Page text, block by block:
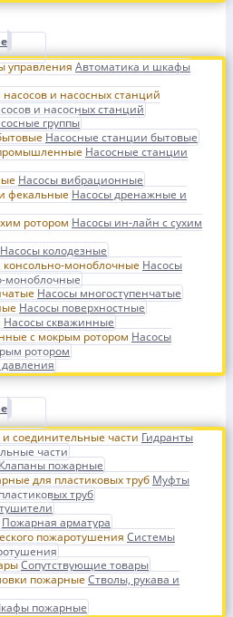
Автоматика и шкафы
и насосных станций
группы
Насосные станции бытовые
Насосные станции
Насосы вибрационные
Насосы дренажные и
Насосы ин-лайн с сухим
Насосы колодезные
Насосы
моноблочные
Насосы многоступенчатые
Насосы поверхностные
Насосы скважинные
Насосы
ротором
Гидранты
части
пожарные
Муфты
труб
Пожарная арматура
Системы
Сопутствующие товары
Стволы, рукава и
пожарные